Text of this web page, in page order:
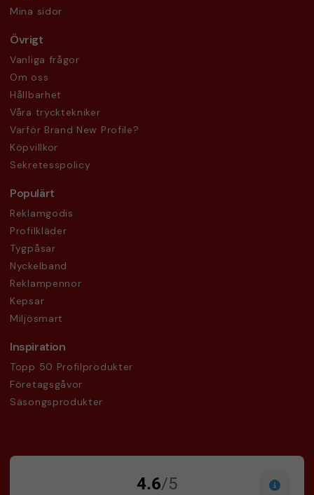
Mina sidor
Övrigt
Vanliga frågor
Om oss
Hållbarhet
Våra trycktekniker
Varför Brand New Profile?
Köpvillkor
Sekretesspolicy
Populärt
Reklamgodis
Profilkläder
Tygpåsar
Nyckelband
Reklampennor
Kepsar
Miljösmart
Inspiration
Topp 50 Profilprodukter
Företagsgåvor
Säsongsprodukter